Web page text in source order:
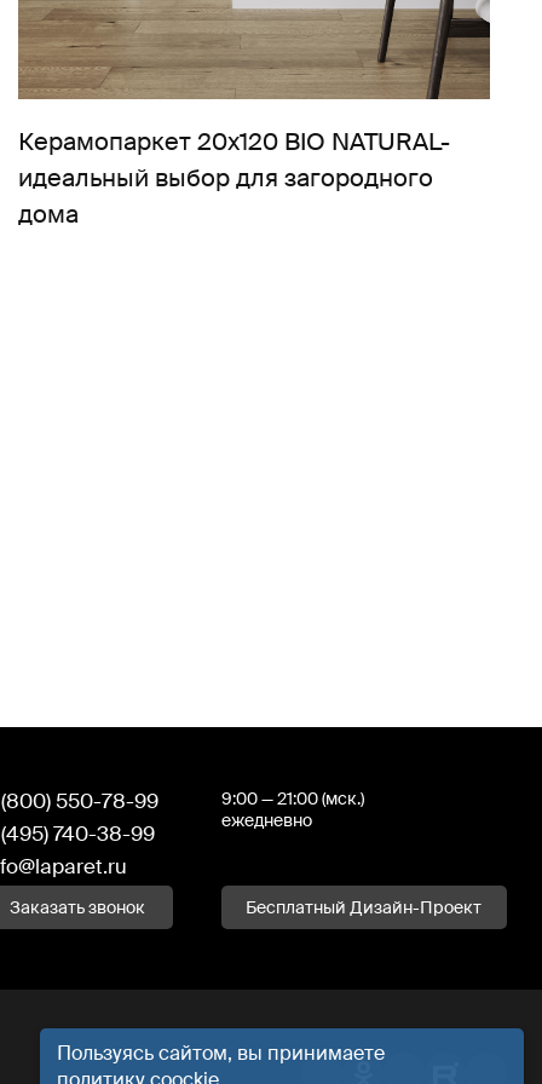
Керамопаркет 20х120 BIO NATURAL-
идеальный выбор для загородного
дома
550-78-99
740-38-99
9:00 — 21:00 (мск.)
ежедневно
Заказать звонок Бесплатный Дизайн-Проект
Пользуясь сайтом, вы принимаете